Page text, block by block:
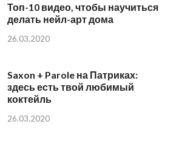
Топ-10 видео, чтобы научиться
делать нейл-арт дома
26.03.2020
Saxon + Parole на Патриках:
здесь есть твой любимый
коктейль
26.03.2020